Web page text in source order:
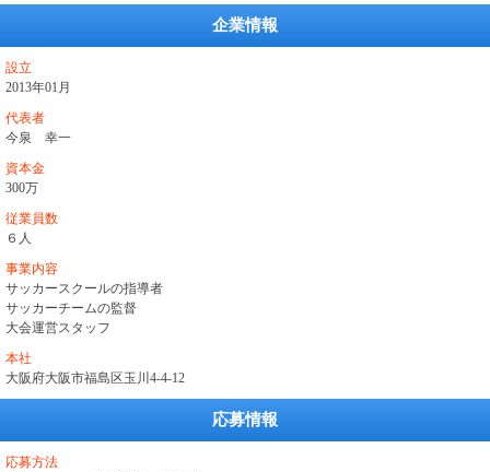
企業情報
設立
2013年01月
代表者
今泉 幸一
資本金
300万
従業員数
６人
事業内容
サッカースクールの指導者
サッカーチームの監督
大会運営スタッフ
本社
大阪府大阪市福島区玉川4-4-12
応募情報
応募方法